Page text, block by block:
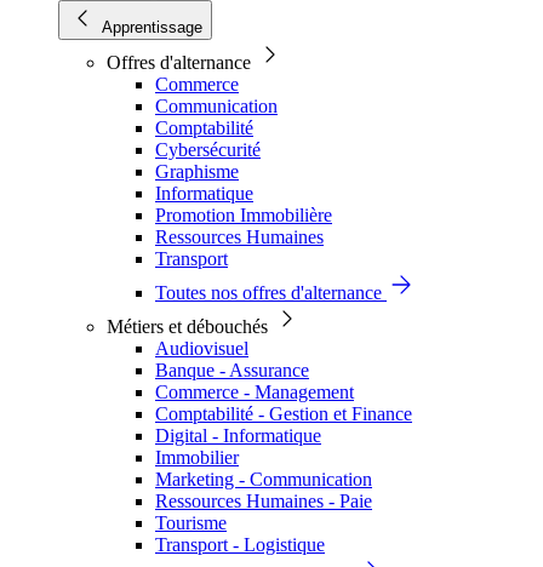
Apprentissage
Offres d'alternance
Commerce
Communication
Comptabilité
Cybersécurité
Graphisme
Informatique
Promotion Immobilière
Ressources Humaines
Transport
Toutes nos offres d'alternance
Métiers et débouchés
Audiovisuel
Banque - Assurance
Commerce - Management
Comptabilité - Gestion et Finance
Digital - Informatique
Immobilier
Marketing - Communication
Ressources Humaines - Paie
Tourisme
Transport - Logistique